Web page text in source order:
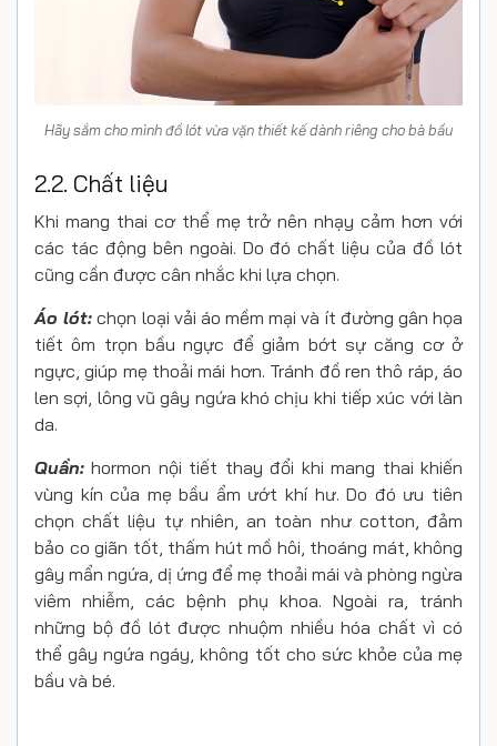
Hãy sắm cho mình đồ lót vừa vặn thiết kế dành riêng cho bà bầu
2.2. Chất liệu
Khi mang thai cơ thể mẹ trở nên nhạy cảm hơn với
các tác động bên ngoài. Do đó chất liệu của đồ lót
cũng cần được cân nhắc khi lựa chọn.
Áo lót: chọn loại vải áo mềm mại và ít đường gân họa
tiết ôm trọn bầu ngực để giảm bớt sự căng cơ ở
ngực, giúp mẹ thoải mái hơn. Tránh đồ ren thô ráp, áo
len sợi, lông vũ gây ngứa khó chịu khi tiếp xúc với làn
da.
Quần: hormon nội tiết thay đổi khi mang thai khiến
vùng kín của mẹ bầu ẩm ướt khí hư. Do đó ưu tiên
chọn chất liệu tự nhiên, an toàn như cotton, đảm
bảo co giãn tốt, thấm hút mồ hôi, thoáng mát, không
gây mẩn ngứa, dị ứng để mẹ thoải mái và phòng ngừa
viêm nhiễm, các bệnh phụ khoa. Ngoài ra, tránh
những bộ đồ lót được nhuộm nhiều hóa chất vì có
thể gây ngứa ngáy, không tốt cho sức khỏe của mẹ
bầu và bé.